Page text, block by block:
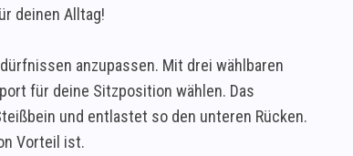
deinen Alltag!
anzupassen. Mit drei wählbaren
für deine Sitzposition wählen. Das
und entlastet so den unteren Rücken.
Vorteil ist.